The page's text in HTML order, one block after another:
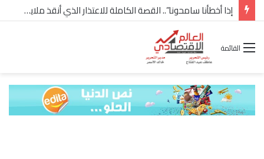
شركة “Scope Developments” تعلن تولي أحمد كمال عيسى منصب الرئيس التنفيذي للقطاع التجاري
القائمة